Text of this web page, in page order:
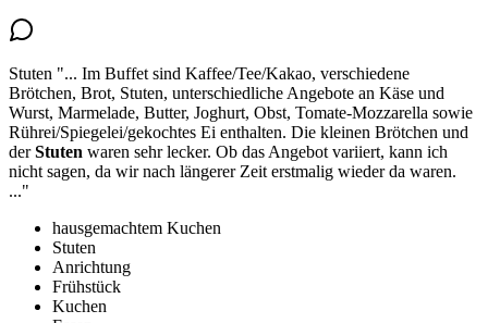
Stuten "... Im Buffet sind Kaffee/Tee/Kakao, verschiedene
Brötchen, Brot, Stuten, unterschiedliche Angebote an Käse und
Wurst, Marmelade, Butter, Joghurt, Obst, Tomate-Mozzarella sowie
Rührei/Spiegelei/gekochtes Ei enthalten. Die kleinen Brötchen und
derStuten waren sehr lecker. Ob das Angebot variiert, kann ich
nicht sagen, da wir nach längerer Zeit erstmalig wieder da waren.
..."
hausgemachtem Kuchen
Stuten
Anrichtung
Frühstück
Kuchen